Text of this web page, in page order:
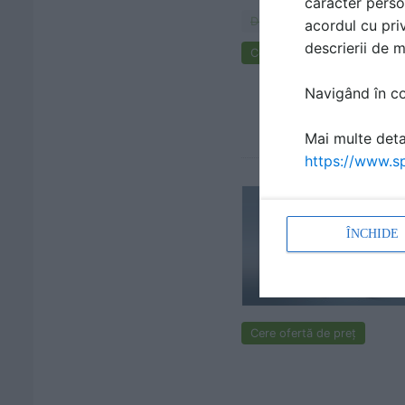
Documentaţii
Cere ofertă de preț
Cere ofertă de preț
acordul cu
descrierii de
Navigând în
Mai multe
https://
ÎNCHIDE